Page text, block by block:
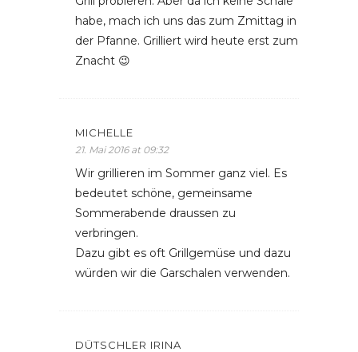
habe, mach ich uns das zum Zmittag in
der Pfanne. Grilliert wird heute erst zum
Znacht 😉
MICHELLE
21. Mai 2016 at 09:32
Wir grillieren im Sommer ganz viel. Es
bedeutet schöne, gemeinsame
Sommerabende draussen zu
verbringen.
Dazu gibt es oft Grillgemüse und dazu
würden wir die Garschalen verwenden.
DÜTSCHLER IRINA